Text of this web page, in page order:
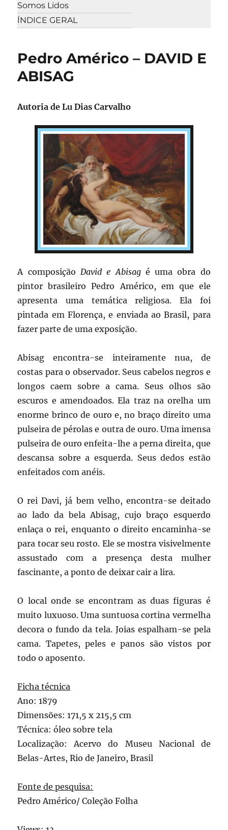
Somos Lidos
ÍNDICE GERAL
Pedro Américo – DAVID E
ABISAG
Autoria de Lu Dias Carvalho
A composição David e Abisagé uma obra do
pintor brasileiro Pedro Américo, em que ele
apresenta uma temática religiosa. Ela foi
pintada em Florença, e enviada ao Brasil, para
fazer parte de uma exposição.
Abisag encontra-se inteiramente nua, de
costas para o observador. Seus cabelos negros e
longos caem sobre a cama. Seus olhos são
escuros e amendoados. Ela traz na orelha um
enorme brinco de ouro e, no braço direito uma
pulseira de pérolas e outra de ouro. Uma imensa
pulseira de ouro enfeita-lhe a perna direita, que
descansa sobre a esquerda. Seus dedos estão
enfeitados com anéis.
O rei Davi, já bem velho, encontra-se deitado
ao lado da bela Abisag, cujo braço esquerdo
enlaça o rei, enquanto o direito encaminha-se
para tocar seu rosto. Ele se mostra visivelmente
assustado com a presença desta mulher
fascinante, a ponto de deixar cair a lira.
O local onde se encontram as duas figuras é
muito luxuoso. Uma suntuosa cortina vermelha
decora o fundo da tela. Joias espalham-se pela
cama. Tapetes, peles e panos são vistos por
todo o aposento.
Ficha técnica
Ano: 1879
Dimensões: 171,5 x 215,5 cm
Técnica: óleo sobre tela
Localização: Acervo do Museu Nacional de
Belas-Artes, Rio de Janeiro, Brasil
Fonte de pesquisa:
Pedro Américo/ Coleção Folha